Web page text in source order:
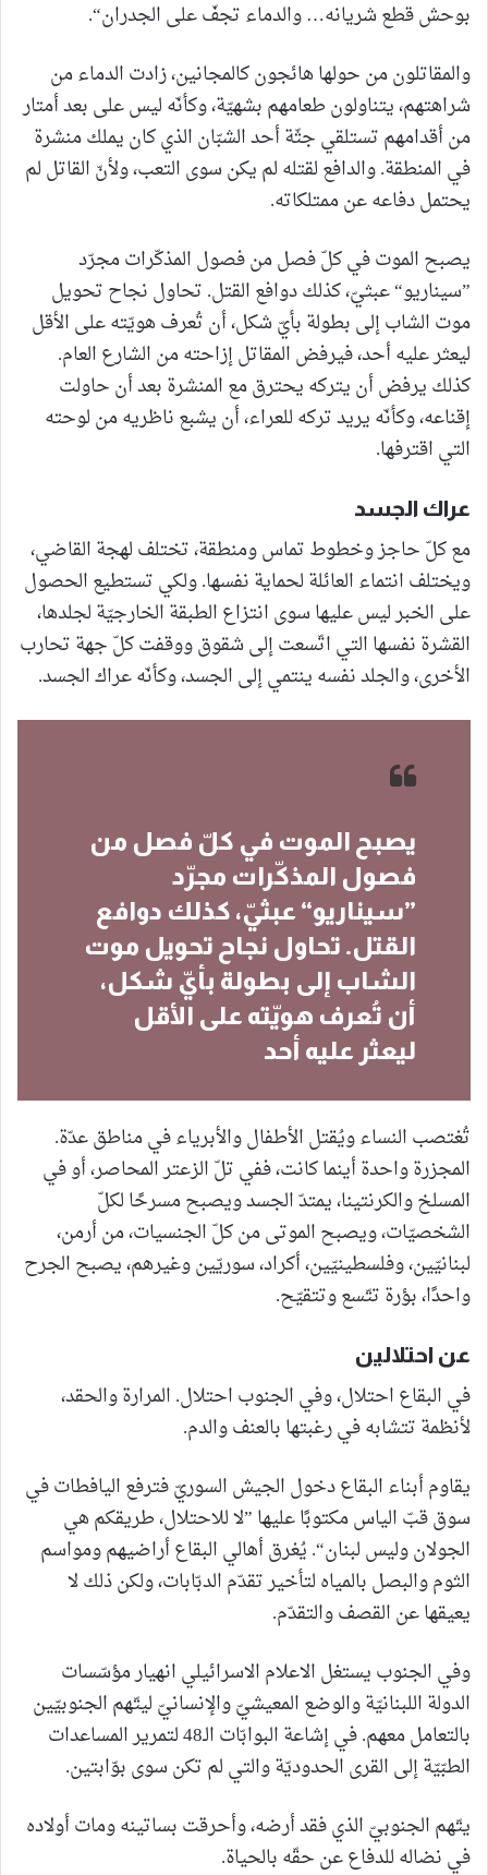
بوحش قطع شريانه… والدماء تجفّ على الجدران“.
والمقاتلون من حولها هائجون كالمجانين، زادت الدماء من
شراهتهم، يتناولون طعامهم بشهيّة، وكأنّه ليس على بعد أمتار
من أقدامهم تستلقي جثّة أحد الشبّان الذي كان يملك منشرة
في المنطقة. والدافع لقتله لم يكن سوى التعب، ولأنّ القاتل لم
يحتمل دفاعه عن ممتلكاته.
يصبح الموت في كلّ فصل من فصول المذكّرات مجرّد
”سيناريو“ عبثيّ، كذلك دوافع القتل. تحاول نجاح تحويل
موت الشاب إلى بطولة بأيّ شكل، أن تُعرف هويّته على الأقل
ليعثر عليه أحد، فيرفض المقاتل إزاحته من الشارع العام.
كذلك يرفض أن يتركه يحترق مع المنشرة بعد أن حاولت
إقناعه، وكأنّه يريد تركه للعراء، أن يشبع ناظريه من لوحته
التي اقترفها.
عراك الجسد
مع كلّ حاجز وخطوط تماس ومنطقة، تختلف لهجة القاضي،
ويختلف انتماء العائلة لحماية نفسها. ولكي تستطيع الحصول
على الخبر ليس عليها سوى انتزاع الطبقة الخارجيّة لجلدها،
القشرة نفسها التي اتّسعت إلى شقوق ووقفت كلّ جهة تحارب
الأخرى، والجلد نفسه ينتمي إلى الجسد، وكأنّه عراك الجسد.
يصبح الموت في كلّ فصل من
فصول المذكّرات مجرّد
”سيناريو“ عبثيّ، كذلك دوافع
القتل. تحاول نجاح تحويل موت
الشاب إلى بطولة بأيّ شكل،
أن تُعرف هويّته على الأقل
ليعثر عليه أحد
تُغتصب النساء ويُقتل الأطفال والأبرياء في مناطق عدّة.
المجزرة واحدة أينما كانت، ففي تلّ الزعتر المحاصر، أو في
المسلخ والكرنتينا، يمتدّ الجسد ويصبح مسرحًا لكلّ
الشخصيّات، ويصبح الموتى من كلّ الجنسيات، من أرمن،
لبنانيّين، وفلسطينيّين، أكراد، سوريّين وغيرهم، يصبح الجرح
واحدًا، بؤرة تتّسع وتتقيّح.
عن احتلالين
في البقاع احتلال، وفي الجنوب احتلال. المرارة والحقد،
لأنظمة تتشابه في رغبتها بالعنف والدم.
يقاوم أبناء البقاع دخول الجيش السوريّ فترفع اليافطات في
سوق قبّ الياس مكتوبًا عليها ”لا للاحتلال، طريقكم هي
الجولان وليس لبنان“. يُغرق أهالي البقاع أراضيهم ومواسم
الثوم والبصل بالمياه لتأخير تقدّم الدبّابات، ولكن ذلك لا
يعيقها عن القصف والتقدّم.
وفي الجنوب يستغل الاعلام الاسرائيلي انهيار مؤسّسات
الدولة اللبنانيّة والوضع المعيشيّ والإنسانيّ ليتّهم الجنوبيّين
بالتعامل معهم. في إشاعة البوابّات الـ48 لتمرير المساعدات
الطبّيّة إلى القرى الحدوديّة والتي لم تكن سوى بوّابتين.
يتّهم الجنوبيّ الذي فقد أرضه، وأحرقت بساتينه ومات أولاده
في نضاله للدفاع عن حقّه بالحياة.